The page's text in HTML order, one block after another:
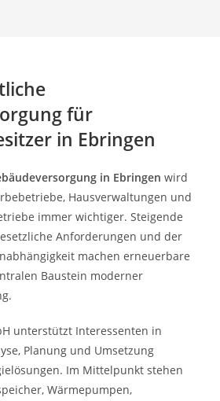
für
in Ebringen
in Ebringen wird
Hausverwaltungen und
immer wichtiger. Steigende
Anforderungen und der
machen erneuerbare
Baustein moderner
unterstützt Interessenten in
Planung und Umsetzung
Im Mittelpunkt stehen
Wärmepumpen,